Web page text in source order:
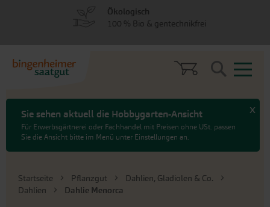
Sie sehen aktuell die Hobbygarten-Ansicht
Für Erwerbsgärtnerei oder Fachhandel mit Preisen ohne USt. passen
Sie die Ansicht bitte im Menü unter Einstellungen an.
x
Search
Startseite Pflanzgut
Dahlien, Gladiolen & Co.
Dahlien
Dahlie Menorca
Ökologisch
100 % Bio & gentechnikfrei